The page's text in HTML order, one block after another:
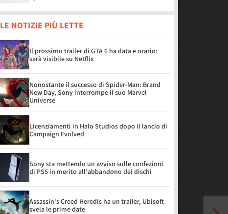
LE NOTIZIE PIÙ LETTE
Il prossimo trailer di GTA 6 ha data e orario:
sarà visibile su Netflix
Nonostante il successo di Spider-Man: Brand
New Day, Sony interrompe il suo Marvel
Universe
Licenziamenti in Halo Studios dopo il lancio di
Campaign Evolved
Sony sta mettendo un avviso sulle confezioni
di PS5 in merito all'abbandono dei dischi
Assassin's Creed Heredis ha un trailer, Ubisoft
svela le prime date